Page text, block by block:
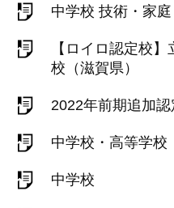
中学校 技術・家
【ロイロ認定校
校（滋賀県）
2022年前期追加
中学校・高等学
中学校